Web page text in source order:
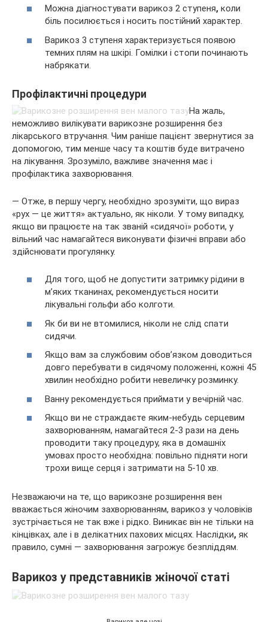
Можна діагностувати варикоз 2 ступеня, коли
біль посилюється і носить постійний характер.
Варикоз 3 ступеня характеризується появою
темних плям на шкірі. Гомілки і стопи починають
набрякати.
Профілактичні процедури
На жаль,
неможливо вилікувати варикозне розширення без
лікарського втручання. Чим раніше пацієнт звернутися за
допомогою, тим менше часу та коштів буде витрачено
на лікування. Зрозуміло, важливе значення має і
профілактика захворювання.
— Отже, в першу чергу, необхідно зрозуміти, що вираз
«рух — це життя» актуально, як ніколи. У тому випадку,
якщо ви працюєте на так званій «сидячої» роботи, у
вільний час намагайтеся виконувати фізичні вправи або
здійснювати прогулянку.
Для того, щоб не допустити затримку рідини в
м’яких тканинах, рекомендується носити
лікувальні гольфи або колготи.
Як би ви не втомилися, ніколи не слід спати
сидячи.
Якщо вам за службовим обов’язком доводиться
довго перебувати в сидячому положенні, кожні 45
хвилин необхідно робити невеличку розминку.
Ванну рекомендується приймати у вечірній час.
Якщо ви не страждаєте яким-небудь серцевим
захворюванням, намагайтеся 2-3 рази на день
проводити таку процедуру, яка в домашніх
умовах просто необхідна: повільно підняти ноги
трохи вище серця і затримати на 5-10 хв.
Незважаючи на те, що варикозне розширення вен
вважається жіночим захворюванням, варикоз у чоловіків
зустрічається не так вже і рідко. Виникає він не тільки на
кінцівках, але і в делікатних пахових місцях. Наслідки, як
правило, сумні — захворювання загрожує безпліддям.
Варикоз у представників жіночої статі